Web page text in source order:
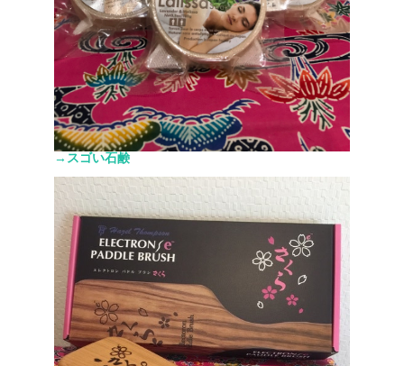
→スゴい石鹸